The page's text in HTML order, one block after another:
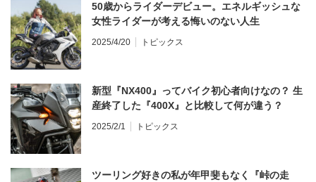
50歳からライダーデビュー。エネルギッシュな
女性ライダーが考える悔いのない人生
2025/4/20 トピックス
新型『NX400』ってバイク初心者向けなの？ 生
産終了した『400X』と比較して何が違う？
2025/2/1 トピックス
ツーリング好きの私が年甲斐もなく『峠の走